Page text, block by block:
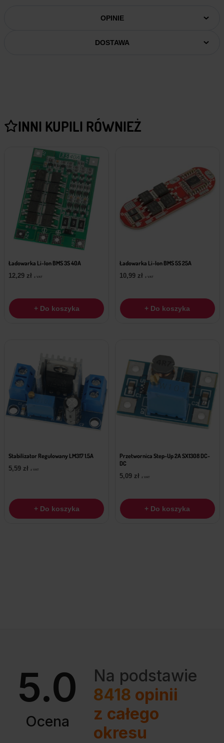
OPINIE
DOSTAWA
INNI KUPILI RÓWNIEŻ
Ładowarka Li-Ion BMS 3S 40A
12,29 zł z VAT
+ Do koszyka
Ładowarka Li-Ion BMS 5S 25A
10,99 zł z VAT
+ Do koszyka
Stabilizator Regulowany LM317 1.5A
5,59 zł z VAT
+ Do koszyka
Przetwornica Step-Up 2A SX1308 DC-
DC
5,09 zł z VAT
+ Do koszyka
5.0
Ocena
Na podstawie
8418 opinii
z całego
okresu